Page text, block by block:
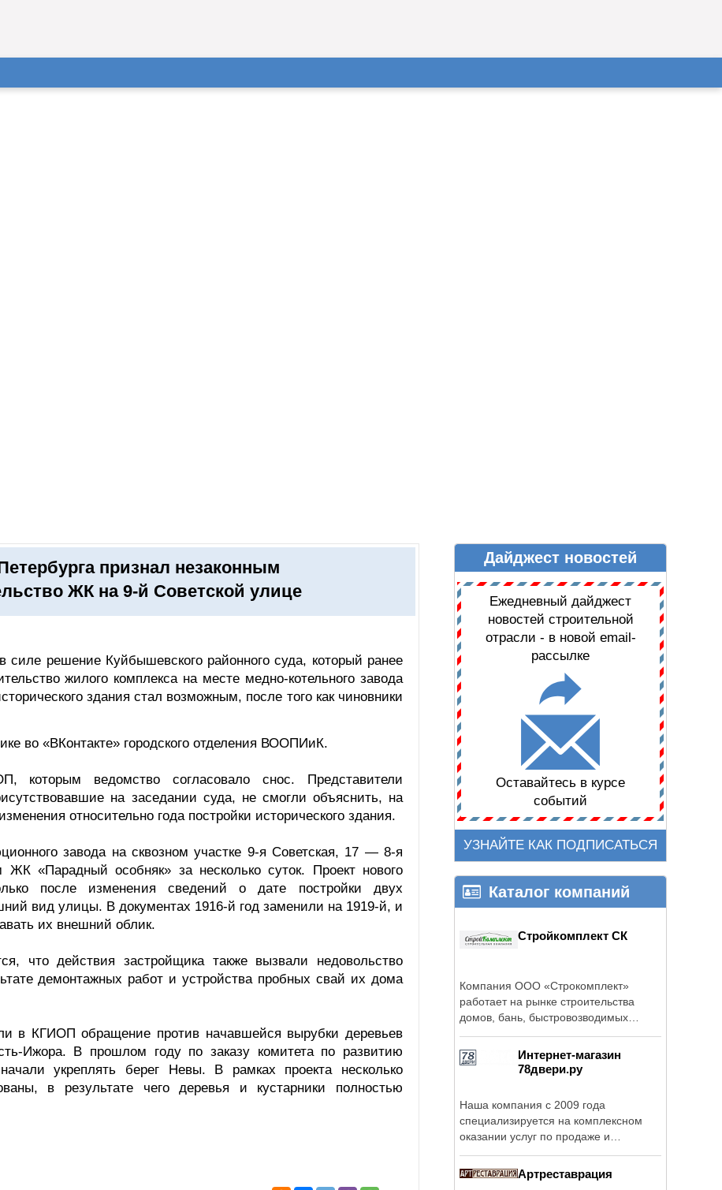
ДАЙДЖЕСТ НОВОСТЕЙ
признал незаконным
ЖК на 9-й Советской улице
силе решение Куйбышевского районного суда, который ранее
жилого комплекса на месте медно-котельного завода
здания стал возможным, после того как чиновники
во «ВКонтакте» городского отделения ВООПИиК.
которым ведомство согласовало снос. Представители
на заседании суда, не смогли объяснить, на
относительно года постройки исторического здания.
завода на сквозном участке 9-я Советская, 17 — 8-я
«Парадный особняк» за несколько суток. Проект нового
после изменения сведений о дате постройки двух
вид улицы. В документах 1916-й год заменили на 1919-й, и
их внешний облик.
что действия застройщика также вызвали недовольство
демонтажных работ и устройства пробных свай их дома
в КГИОП обращение против начавшейся вырубки деревьев
Ижора. В прошлом году по заказу комитета по развитию
укреплять берег Невы. В рамках проекта несколько
в результате чего деревья и кустарники полностью
Дайджест новостей
Ежедневный дайджест
новостей строительной
отрасли - в новой email-
рассылке
Оставайтесь в курсе
событий
УЗНАЙТЕ КАК ПОДПИСАТЬСЯ
Каталог компаний
Стройкомплект СК
Компания ООО «Строкомплект»
работает на рынке строительства
домов, бань, быстровозводимых
Интернет-магазин
78двери.ру
Наша компания с 2009 года
специализируется на комплексном
оказании услуг по продаже и
Артреставрация